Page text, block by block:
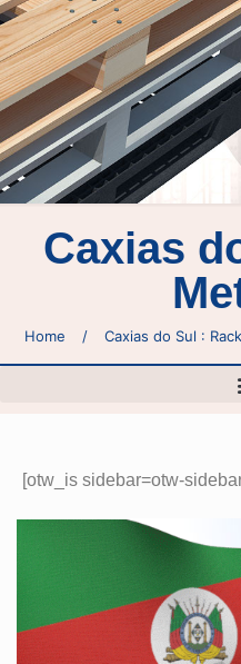
Caxias
Home / Caxias do Sul :
[otw_is sidebar=otw-